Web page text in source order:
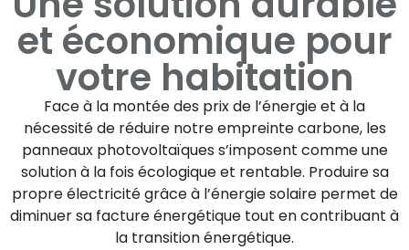
et économique pour
votre habitation
Face à la montée des prix de l’énergie et à la
nécessité de réduire notre empreinte carbone, les
panneaux photovoltaïques s’imposent comme une
solution à la fois écologique et rentable. Produire sa
propre électricité grâce à l’énergie solaire permet de
diminuer sa facture énergétique tout en contribuant à
la transition énergétique.